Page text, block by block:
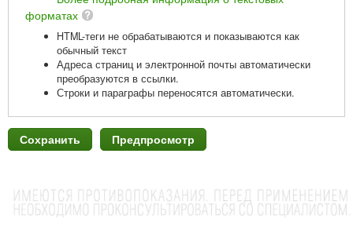
форматах
HTML-теги не обрабатываются и показываются как
обычный текст
Адреса страниц и электронной почты автоматически
преобразуются в ссылки.
Строки и параграфы переносятся автоматически.